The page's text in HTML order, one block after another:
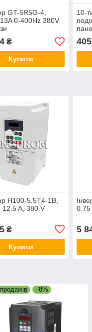
GT-5R5G-4,
0-400Hz 380V
₴
Купити
10-
405
H100-5.5T4-1B,
12.5 A, 380 V
₴
Купити
0.75
5
–8%